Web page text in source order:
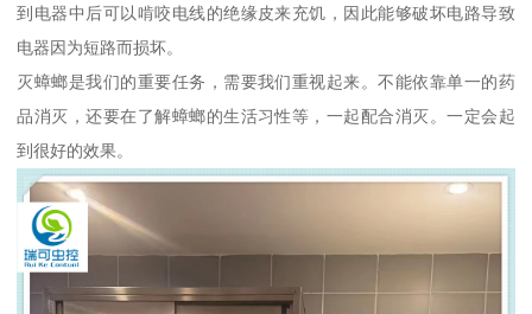
到电器中后可以啃咬电线的绝缘皮来充饥，因此能够破坏电路导致
电器因为短路而损坏。
灭蟑螂是我们的重要任务，需要我们重视起来。不能依靠单一的药
品消灭，还要在了解蟑螂的生活习性等，一起配合消灭。一定会起
到很好的效果。